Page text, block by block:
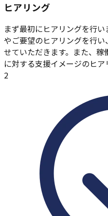
ヒアリング
まず最初にヒアリングを行
やご要望のヒアリングを行
せていただきます。また、
に対する支援イメージのヒア
2